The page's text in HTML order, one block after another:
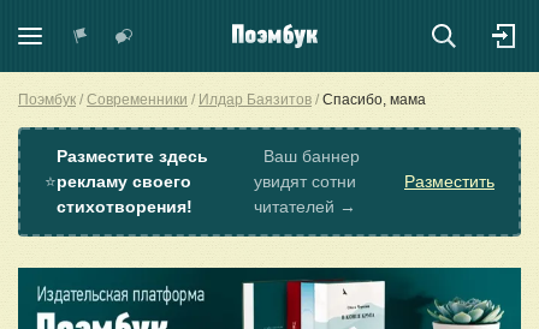
Поэмбук Современники Илдар Баязитов Спасибо, мама
⭐
Разместите здесь
рекламу своего
стихотворения!
Ваш баннер
увидят сотни
читателей →
Разместить